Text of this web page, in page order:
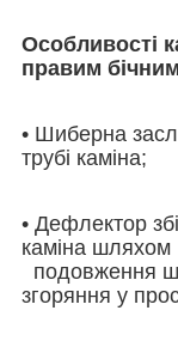
Особливості
правим
• Шиберна
трубі каміна;
• Дефлектор
каміна шляхом
подовження
згоряння у